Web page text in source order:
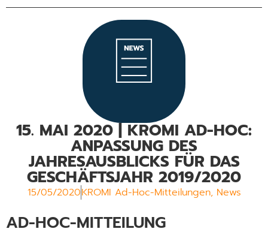
15. MAI 2020 | KROMI AD-HOC:
ANPASSUNG DES
JAHRESAUSBLICKS FÜR DAS
GESCHÄFTSJAHR 2019/2020
15/05/2020KROMI Ad-Hoc-Mitteilungen, News
AD-HOC-MITTEILUNG